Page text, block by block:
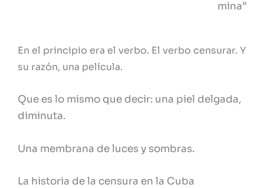
mina”
En el principio era el verbo. El verbo censurar. Y
su razón, una película.
Que es lo mismo que decir: una piel delgada,
diminuta.
Una membrana de luces y sombras.
La historia de la censura en la Cuba